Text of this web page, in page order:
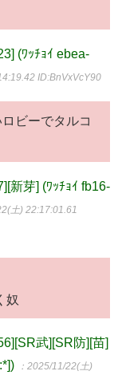
(ﾜｯﾁｮｲ ebea-
ID:BnVxVcY90
ビーでタルコ
新芽] (ﾜｯﾁｮｲ fb16-
土) 22:17:01.61
奴
武][SR防][苗]
：2025/11/22(土)